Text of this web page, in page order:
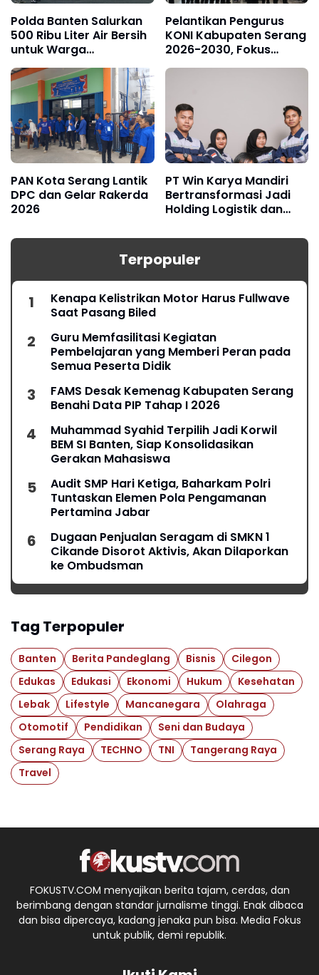
Polda Banten Salurkan
500 Ribu Liter Air Bersih
untuk Warga
Pelantikan Pengurus
KONI Kabupaten Serang
2026-2030, Fokus
PAN Kota Serang Lantik
DPC dan Gelar Rakerda
2026
PT Win Karya Mandiri
Bertransformasi Jadi
Holding Logistik dan
Terpopuler
Kenapa Kelistrikan Motor Harus Fullwave
Saat Pasang Biled
Guru Memfasilitasi Kegiatan
Pembelajaran yang Memberi Peran pada
Semua Peserta Didik
FAMS Desak Kemenag Kabupaten Serang
Benahi Data PIP Tahap I 2026
Muhammad Syahid Terpilih Jadi Korwil
BEM SI Banten, Siap Konsolidasikan
Gerakan Mahasiswa
Audit SMP Hari Ketiga, Baharkam Polri
Tuntaskan Elemen Pola Pengamanan
Pertamina Jabar
Dugaan Penjualan Seragam di SMKN 1
Cikande Disorot Aktivis, Akan Dilaporkan
ke Ombudsman
Tag Terpopuler
Banten Berita Pandeglang Bisnis
Cilegon
Edukas
Edukasi Ekonomi Hukum
Kesehatan
Lebak
Lifestyle Mancanegara
Olahraga
Otomotif
Pendidikan
Seni dan Budaya
Serang Raya
TECHNO TNI
Tangerang Raya
Travel
FOKUSTV.COM menyajikan berita tajam, cerdas, dan
berimbang dengan standar jurnalisme tinggi. Enak dibaca
dan bisa dipercaya, kadang jenaka pun bisa. Media Fokus
untuk publik, demi republik.